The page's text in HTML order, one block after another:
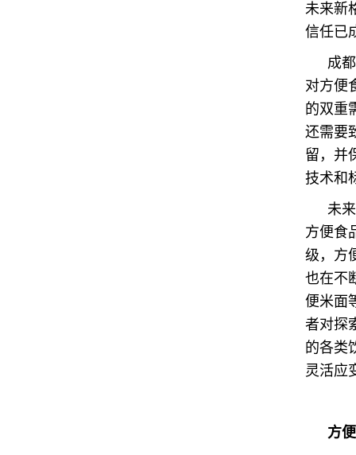
未来新
信任已
成
对方便
的双重
还需要
留，并
技术和
未
方便食
级，方
也在不
便米面
者对探
的各类
灵活应
方